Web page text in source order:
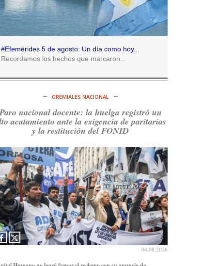
Consenso Patagónico
@consensopatagon
5d
Consenso Patagónico
sus derechos y por su organización. Hoy lo
a intentar.https://t.co/dOrTo1dv3D
Consenso Patagónico
@consensopatagon
5d
@caortega64: A#50AñosDelGolpe, la memoria
presente y es futuro.https://t.co/uhRcKnCCc5
Ver en X
Consenso Patagónico
@consensopatagon
5d
#Efemérides 5 de agosto: Un día como hoy...
Recordamos los hechos que marcaron...
GREMIALES NACIONAL
nacional docente: la huelga registró un
acatamiento ante la exigencia de paritarias
y la restitución del FONID
04.08.2026